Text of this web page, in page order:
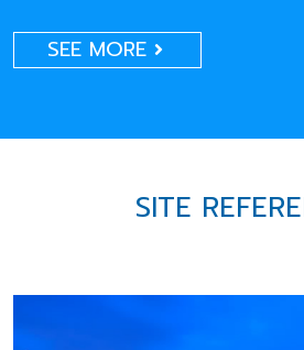
SEE MORE
SITE